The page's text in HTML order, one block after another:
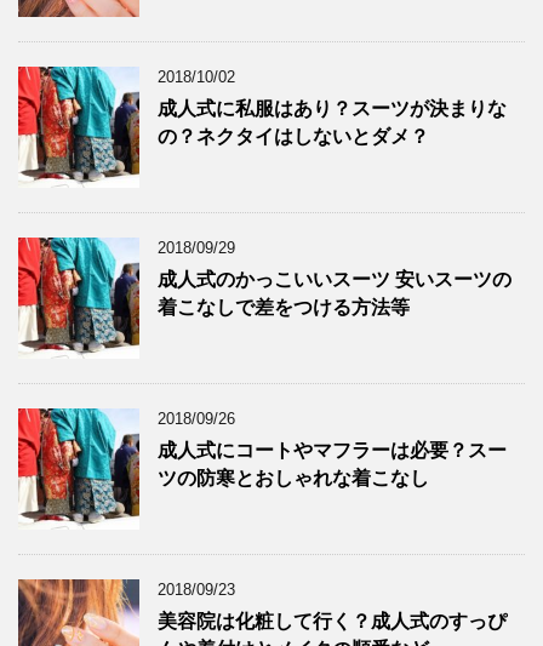
2018/10/02
成人式に私服はあり？スーツが決まりな
の？ネクタイはしないとダメ？
2018/09/29
成人式のかっこいいスーツ 安いスーツの
着こなしで差をつける方法等
2018/09/26
成人式にコートやマフラーは必要？スー
ツの防寒とおしゃれな着こなし
2018/09/23
美容院は化粧して行く？成人式のすっぴ